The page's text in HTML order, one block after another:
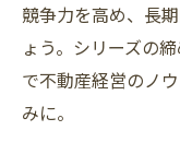
競争力を高め、長
ょう。シリーズの
で不動産経営のノ
みに。